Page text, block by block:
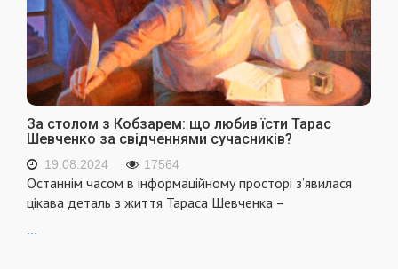
За столом з Кобзарем: що любив їсти Тарас
Шевченко за свідченнями сучасників?
19.08.2024 17564
Останнім часом в інформаційному просторі з’явилася
цікава деталь з життя Тараса Шевченка –